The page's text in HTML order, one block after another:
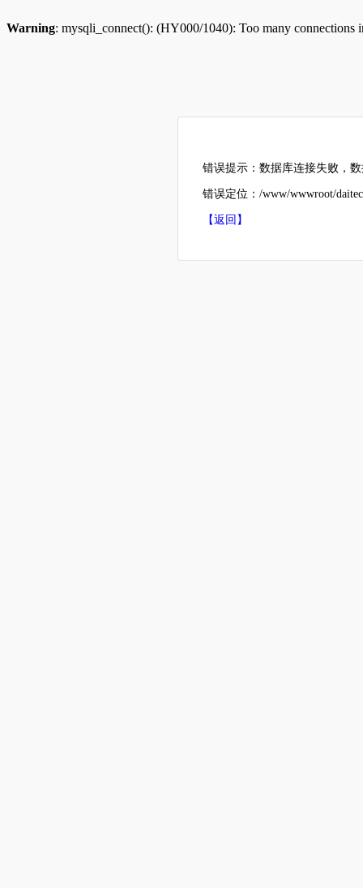
Warning: mysqli_connect(): (HY000/1040): Too many connections
错误提示：数据库连接失败，
错误定位：/www/wwwroot/
【返回】